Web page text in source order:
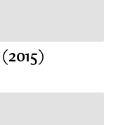
(2015)